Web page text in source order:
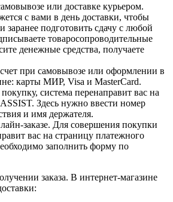
или доставке курьером.
с вами в день доставки, чтобы
заранее подготовить сдачу с любой
товаросопроводительные
денежные средства, получаете
при самовывозе или оформлении в
карты МИР, Visa и MasterCard.
система перенаправит вас на
Здесь нужно ввести номер
и имя держателя.
заказе. Для совершения покупки
вас на страницу платежного
заполнить форму по
заказа. В интернет-магазине